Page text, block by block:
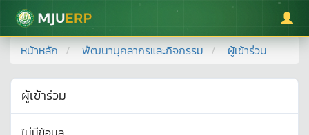
มหาวิทยาลัยแม่โจ้
หน้าหลัก พัฒนาบุคลากรและกิจกรรม ผู้เข้าร่วม
ผู้เข้าร่วม